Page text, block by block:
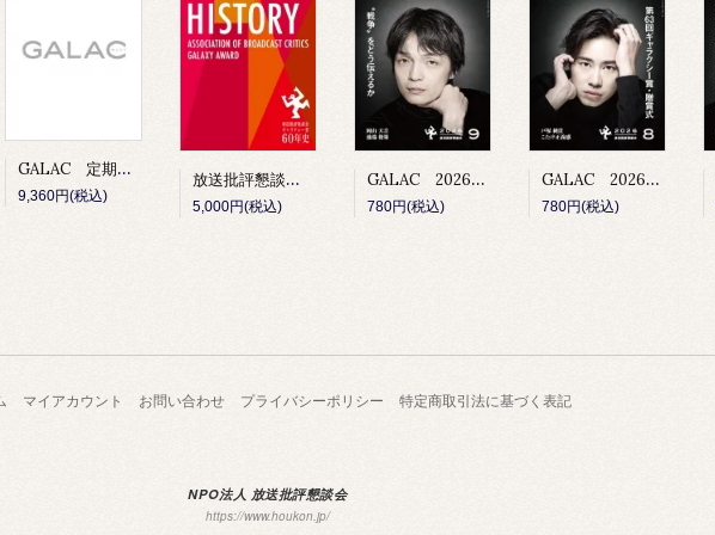
GALAC 定期購読
9,360円(税込)
放送批評懇談会 ギャラクシー賞60年史
5,000円(税込)
GALAC 2026年9月号
780円(税込)
GALAC 2026年8月号
780円(税込)
マイアカウント お問い合わせ プライバシーポリシー 特定商取引法に基づく表記
NPO法人 放送批評懇談会
https://www.houkon.jp/